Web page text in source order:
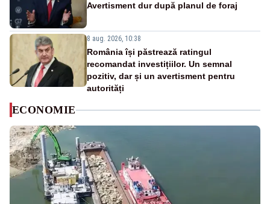
Avertisment dur după planul de foraj
8 aug. 2026, 10:38
România își păstrează ratingul
recomandat investițiilor. Un semnal
pozitiv, dar și un avertisment pentru
autorități
ECONOMIE